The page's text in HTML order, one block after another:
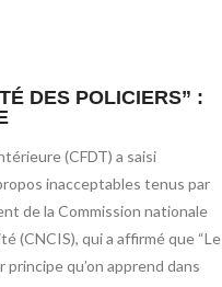
DES POLICIERS” :
(CFDT) a saisi
inacceptables tenus par
de la Commission nationale
(CNCIS), qui a affirmé que “Le
qu’on apprend dans